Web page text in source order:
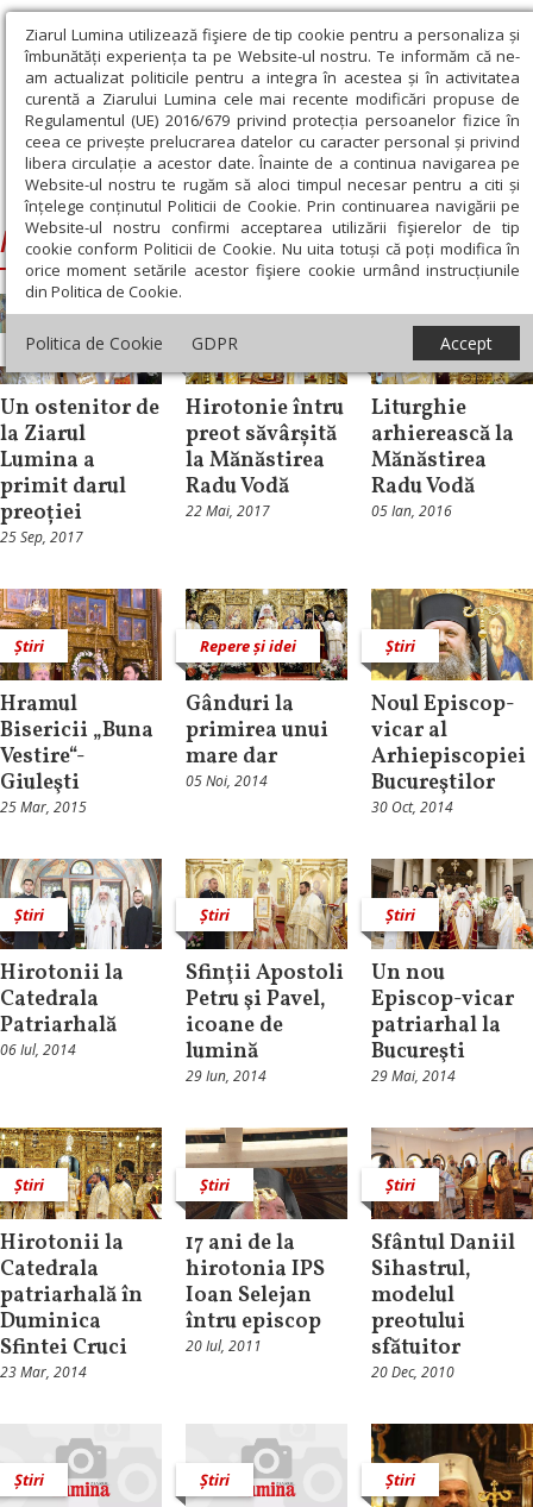
Ziarul Lumina utilizează fişiere de tip cookie pentru a personaliza și
îmbunătăți experiența ta pe Website-ul nostru. Te informăm că ne-
am actualizat politicile pentru a integra în acestea și în activitatea
curentă a Ziarului Lumina cele mai recente modificări propuse de
Regulamentul (UE) 2016/679 privind protecția persoanelor fizice în
ceea ce privește prelucrarea datelor cu caracter personal și privind
libera circulație a acestor date. Înainte de a continua navigarea pe
Website-ul nostru te rugăm să aloci timpul necesar pentru a citi și
înțelege conținutul Politicii de Cookie. Prin continuarea navigării pe
Website-ul nostru confirmi acceptarea utilizării fişierelor de tip
cookie conform Politicii de Cookie. Nu uita totuși că poți modifica în
orice moment setările acestor fişiere cookie urmând instrucțiunile
din Politica de Cookie.
Politica de Cookie GDPR Accept
Ziarul Lumina › hirotonie
hirotonie
Știri
Un ostenitor de
la Ziarul
Lumina a
primit darul
preoției
25 Sep, 2017
Știri
Hirotonie întru
preot săvârșită
la Mănăstirea
Radu Vodă
22 Mai, 2017
Liturghie
arhierească la
Mănăstirea
Radu Vodă
05 Ian, 2016
Știri
Hramul
Bisericii „Buna
Vestire“-
Giuleşti
25 Mar, 2015
Repere și idei
Gânduri la
primirea unui
mare dar
05 Noi, 2014
Știri
Noul Episcop-
vicar al
Arhiepiscopiei
Bucureştilor
30 Oct, 2014
Știri
Hirotonii la
Catedrala
Patriarhală
06 Iul, 2014
Știri
Sfinţii Apostoli
Petru şi Pavel,
icoane de
lumină
29 Iun, 2014
Știri
Un nou
Episcop-vicar
patriarhal la
Bucureşti
29 Mai, 2014
Știri
Hirotonii la
Catedrala
patriarhală în
Duminica
Sfintei Cruci
23 Mar, 2014
Știri
17 ani de la
hirotonia IPS
Ioan Selejan
întru episcop
20 Iul, 2011
Știri
Sfântul Daniil
Sihastrul,
modelul
preotului
sfătuitor
20 Dec, 2010
Știri Știri Știri